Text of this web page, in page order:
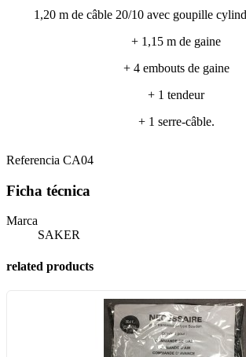
1,20 m de câble 20/10 avec goupille
+ 1,15 m de gaine
+ 4 embouts de gaine
+ 1 tendeur
+ 1 serre-câble.
Referencia CA04
Ficha técnica
Marca
SAKER
related products